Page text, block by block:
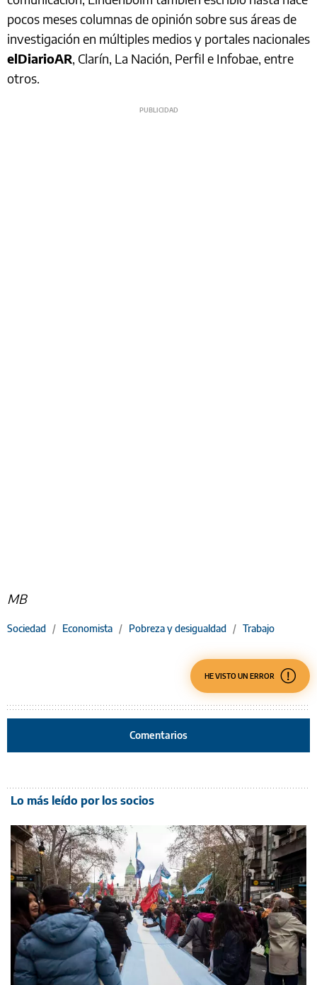
pocos meses columnas de opinión sobre sus áreas de
investigación en múltiples medios y portales nacionales
elDiarioAR, Clarín, La Nación, Perfil e Infobae, entre
otros.
MB
Sociedad / Economista / Pobreza y desigualdad / Trabajo
HE VISTO UN ERROR
Comentarios
Lo más leído por los socios